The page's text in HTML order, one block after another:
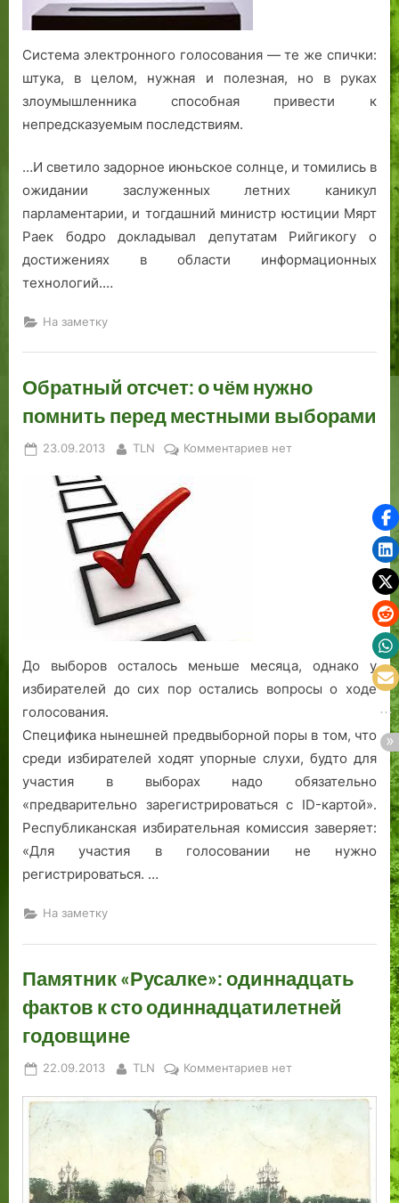
голоса
Система электронного голосования — те же спички:
штука, в целом, нужная и полезная, но в руках
злоумышленника способная привести к
непредсказуемым последствиям.
…И светило задорное июньское солнце, и томились в
ожидании заслуженных летних каникул
парламентарии, и тогдашний министр юстиции Мярт
Раек бодро докладывал депутатам Рийгикогу о
достижениях в области информационных
технологий.…
На заметку
Обратный отсчет: о чём нужно
помнить перед местными выборами
Posted
23.09.2013 By
TLN Комментариевкнет
До выборов осталось меньше месяца, однако у
избирателей до сих пор остались вопросы о ходе
голосования.
Специфика нынешней предвыборной поры в том, что
среди избирателей ходят упорные слухи, будто для
участия в выборах надо обязательно
«предварительно зарегистрироваться с ID-картой».
Республиканская избирательная комиссия заверяет:
«Для участия в голосовании не нужно
регистрироваться. …
На заметку
Памятник «Русалкe»: одиннадцать
фактов к сто одиннадцатилетней
годовщине
Posted
22.09.2013 By
TLN Комментариевк
«Русалкe»:
одиннадцать
фактов
к
нет